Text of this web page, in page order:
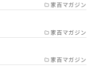
辺市/八幡
屋川市/守
市/堺市/和
家百マガジン
家百マガジン
家百マガジン